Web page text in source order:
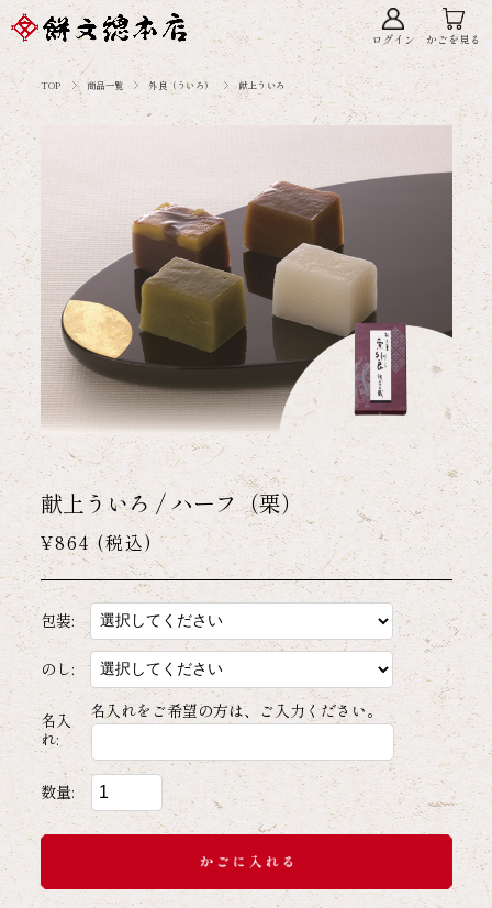
ログイン かごを見る
TOP 商品一覧 外良（ういろ） 献上ういろ
献上ういろ / ハーフ（栗）
¥864 (税込)
包装:
のし:
名入
れ:
名入れをご希望の方は、ご入力ください。
数量: